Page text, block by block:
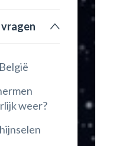
weer?